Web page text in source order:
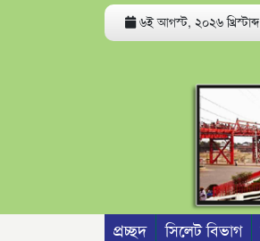
৬ই আগস্ট, ২০২৬ খ্রিস্টাব্দ
প্রচ্ছদ সিলেট বিভাগ